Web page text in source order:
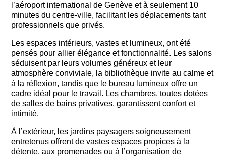
l’aéroport international de Genève et à seulement 10
minutes du centre-ville, facilitant les déplacements tant
professionnels que privés.
Les espaces intérieurs, vastes et lumineux, ont été
pensés pour allier élégance et fonctionnalité. Les salons
séduisent par leurs volumes généreux et leur
atmosphère conviviale, la bibliothèque invite au calme et
à la réflexion, tandis que le bureau lumineux offre un
cadre idéal pour le travail. Les chambres, toutes dotées
de salles de bains privatives, garantissent confort et
intimité.
À l’extérieur, les jardins paysagers soigneusement
entretenus offrent de vastes espaces propices à la
détente, aux promenades ou à l’organisation de